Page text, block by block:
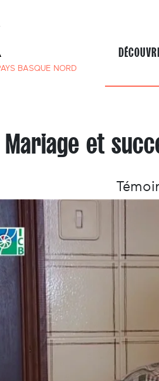
BASQUE NORD
Mariage et